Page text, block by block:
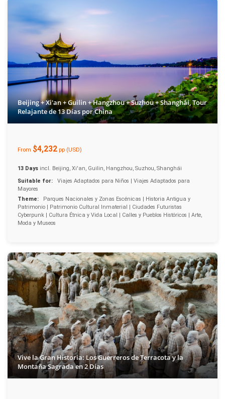
Beijing + Xi'an + Guilin + Hangzhou + Suzhou + Shanghái, Tour
Relajante de 13 Días por China
From $4,232 pp (USD)
13 Days incl. Beijing, Xi'an, Guilin, Hangzhou, Suzhou, Shanghái
Suitable for:
Viajes Adaptados para Niños | Viajes Adaptados para
Mayores
Theme:
Parques Nacionales y Zonas Escénicas | Historia Antigua y
Patrimonio | Patrimonio Cultural Inmaterial | Ciudades Futuristas
Cyberpunk | Cultura Étnica y Vida Local | Calles y Pueblos Históricos | Arte,
Moda y Museos
Vive la Gran Historia: Los Guerreros de Terracota y la
Montaña Sagrada en 2 Días